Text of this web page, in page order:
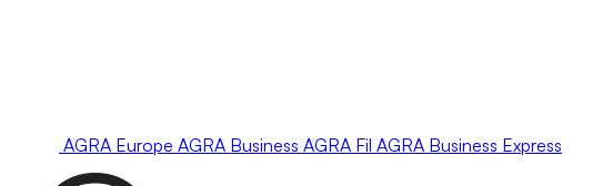
AGRA Europe AGRA Business AGRA Fil AGRA Business Express